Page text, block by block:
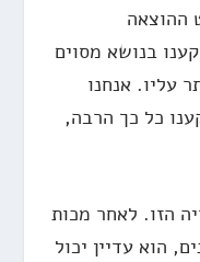
ההוצאה
בנושא מסוים
עליו. אנחנו
כל כך הרבה,
הזו. לאחר מכות
הוא עדיין יכול